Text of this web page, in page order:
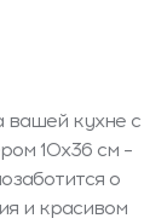
вашей кухне с
10x36 см –
о
и красивом